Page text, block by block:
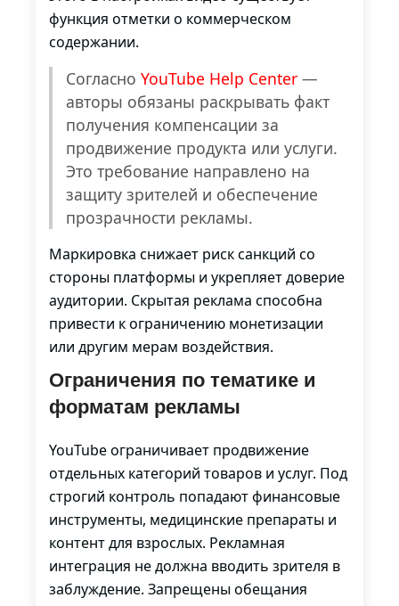
функция отметки о коммерческом
содержании.
Согласно YouTube Help Center —
авторы обязаны раскрывать факт
получения компенсации за
продвижение продукта или услуги.
Это требование направлено на
защиту зрителей и обеспечение
прозрачности рекламы.
Маркировка снижает риск санкций со
стороны платформы и укрепляет доверие
аудитории. Скрытая реклама способна
привести к ограничению монетизации
или другим мерам воздействия.
Ограничения по тематике и
форматам рекламы
YouTube ограничивает продвижение
отдельных категорий товаров и услуг. Под
строгий контроль попадают финансовые
инструменты, медицинские препараты и
контент для взрослых. Рекламная
интеграция не должна вводить зрителя в
заблуждение. Запрещены обещания